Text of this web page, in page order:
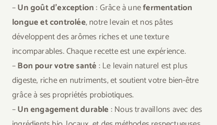
–Un goût d’exception: Grâce à unefermentation
longue et controlée, notre levain et nos pâtes
développent des arômes riches et une texture
incomparables. Chaque recette est une expérience.
–Bon pour votre santé: Le levain naturel est plus
digeste, riche en nutriments, et soutient votre bien-être
grâce à ses propriétés probiotiques.
–Un engagement durable: Nous travaillons avec des